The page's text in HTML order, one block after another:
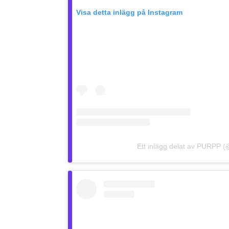
Visa detta inlägg på Instagram
Ett inlägg delat av PURPP